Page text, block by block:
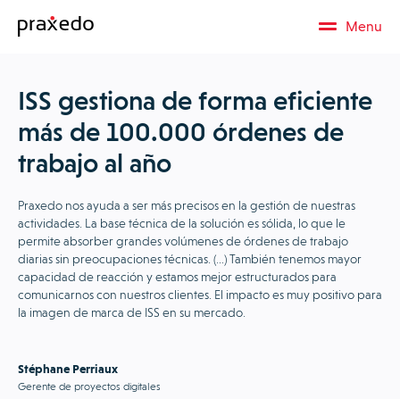
Menu
ISS gestiona de forma eficiente
más de 100.000 órdenes de
trabajo al año
Praxedo nos ayuda a ser más precisos en la gestión de nuestras
actividades. La base técnica de la solución es sólida, lo que le
permite absorber grandes volúmenes de órdenes de trabajo
diarias sin preocupaciones técnicas. (…) También tenemos mayor
capacidad de reacción y estamos mejor estructurados para
comunicarnos con nuestros clientes. El impacto es muy positivo para
la imagen de marca de ISS en su mercado.
Stéphane Perriaux
Gerente de proyectos digitales